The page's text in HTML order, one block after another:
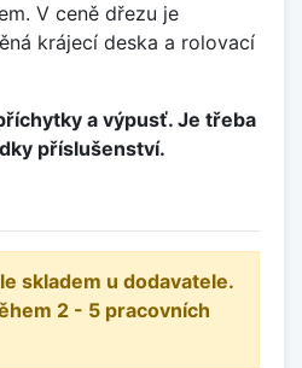
V ceně dřezu je
krájecí deska a rolovací
a výpusť. Je třeba
příslušenství.
skladem u dodavatele.
2 - 5 pracovních